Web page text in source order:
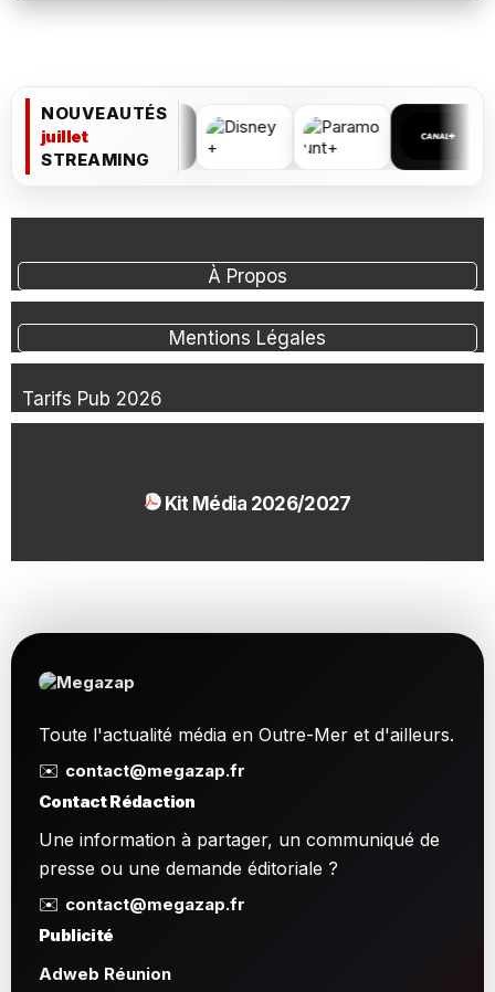
NOUVEAUTÉS
juillet
STREAMING
À Propos
Mentions Légales
Tarifs Pub 2026
Kit Média 2026/2027
Toute l'actualité média en Outre-Mer et d'ailleurs.
✉️ contact@megazap.fr
Contact Rédaction
Une information à partager, un communiqué de
presse ou une demande éditoriale ?
✉️ contact@megazap.fr
Publicité
Adweb Réunion